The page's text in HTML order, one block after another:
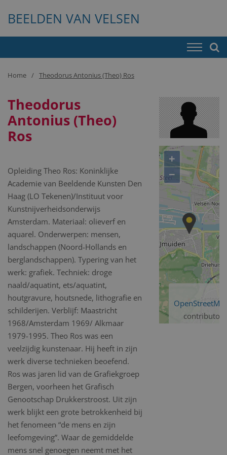
BEELDEN VAN VELSEN
Home Theodorus Antonius (Theo) Ros
Theodorus
Antonius (Theo)
Ros
Opleiding Theo Ros: Koninklijke
Academie van Beeldende Kunsten Den
Haag (LO Tekenen)/Instituut voor
Kunstnijverheidsonderwijs
Amsterdam. Materiaal: olieverf en
aquarel. Onderwerpen: mensen,
landschappen (Noord-Hollands en
berglandschappen). Typering van het
werk: grafiek. Techniek: droge
naald/aquatint, ets/aquatint,
houtgravure, houtsnede, lithografie en
schilderijen. Verblijf: Maastricht
1968/Amsterdam 1969/ Alkmaar
1979-1995. Theo Ros was een
veelzijdig kunstenaar. Hij heeft in zijn
werk diverse technieken beoefend.
Ros was jaren lid van de Grafiekgroep
Bergen, voorheen het Grafisch
Genootschap Drukkerstroost. Uit zijn
werk blijkt een grote betrokkenheid bij
het fenomeen “de mens en zijn
leefomgeving”. Waar de gemiddelde
mens snel genoegen neemt met het
+
−